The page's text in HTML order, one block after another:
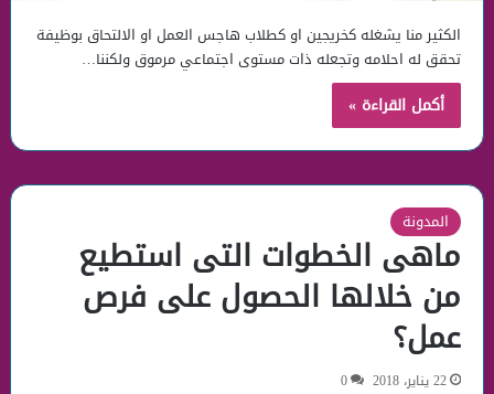
الكثير منا يشغله كخريجين او كطلاب هاجس العمل او الالتحاق بوظيفة
تحقق له احلامه وتجعله ذات مستوى اجتماعي مرموق ولكننا…
أكمل القراءة »
المدونة
ماهى الخطوات التى استطيع
من خلالها الحصول على فرص
عمل؟
22 يناير، 2018 0